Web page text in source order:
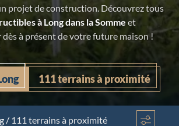
projet de construction. Découvrez tous
à Long dans la Somme et
dès à présent de votre future maison !
111 terrains à proximité
/ 111 terrains à proximité